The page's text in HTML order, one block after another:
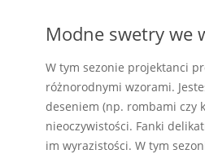
Modne swetry we
W tym sezonie projektanci
różnorodnymi wzorami.
deseniem (np. rombami czy
nieoczywistości. Fanki
im wyrazistości. W tym